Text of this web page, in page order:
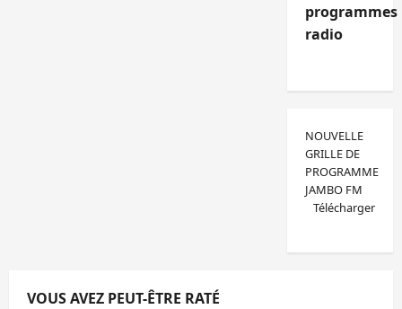
programmes
radio
NOUVELLE
GRILLE DE
PROGRAMME
JAMBO FM
Télécharger
VOUS AVEZ PEUT-ÊTRE RATÉ